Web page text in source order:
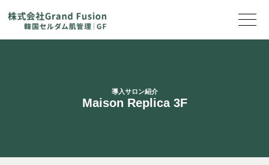
導入サロン紹介
Maison Replica 3F